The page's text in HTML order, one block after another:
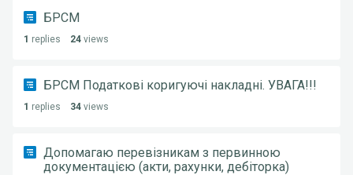
БРСМ
1 replies 24 views
БРСМ Податкові коригуючі накладні. УВАГА!!!
1 replies 34 views
Допомагаю перевізникам з первинною
документацією (акти, рахунки, дебіторка)